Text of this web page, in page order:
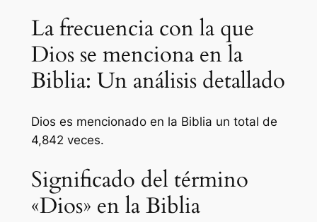
La frecuencia con la que
Dios se menciona en la
Biblia: Un análisis detallado
Dios es mencionado en la Biblia un total de
4,842 veces.
Significado del término
«Dios» en la Biblia